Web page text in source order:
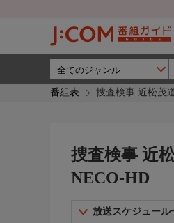
番組表 捜査検事 近松茂
捜査検事 近
NECO-HD
放送スケジュール